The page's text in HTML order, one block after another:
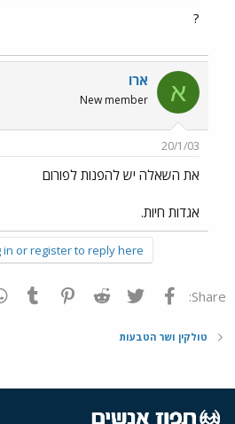
?
א ארו
New member
20/1/03
את השאלה יש להפנות לפורום
אגדות חיות.
in or register to reply here.
Share: פייסבוק Twitter
Reddit
Pinterest
טולקין ושר הטבעות